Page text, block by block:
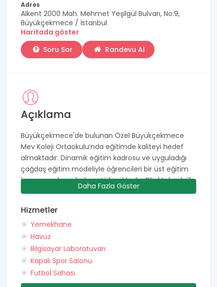
Adres
Alkent 2000 Mah. Mehmet Yeşilgül Bulvarı, No:9,
Büyükçekmece / İstanbul
Haritada göster
Soru Sor
Randevu Al
Açıklama
Büyükçekmece'de bulunan Özel Büyükçekmece
Mev Koleji Ortaokulu’nda eğitimde kaliteyi hedef
almaktadır. Dinamik eğitim kadrosu ve uyguladığı
çağdaş eğitim modeliyle öğrencileri bir üst eğitim
kurumuna hazır hale getirilmektedir. Okul teknolojik
yönden geliştirilmiş sınıflara, akıllı tahta, bilgisayar ve
öğrenmenin gerçekleşmesi için hafta içi 3 gün ve
cumartesi günleri ek etüt programları
uygulanmaktadır. Özel Büyükçekmece Mev Koleji
Ortaokulu'nun temel felsefesi öğrencilerin
uygulamayla, pratikle, yaşayarak öğrenmesi
yönündedir. Bu sayede verilen eğitimler hafıza da
kalıcı şekilde ilerlemekte ve sınav başarısına etkisi
Daha Fazla Göster
Hizmetler
Yemekhane
Havuz
Bilgisayar Laboratuvarı
Kapalı Spor Salonu
Futbol Sahası